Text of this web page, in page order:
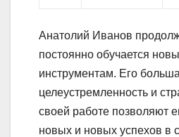
Анатолий Иванов
постоянно обучается
инструментам. Его
целеустремленность и
своей работе позволяют
новых и новых успехов в